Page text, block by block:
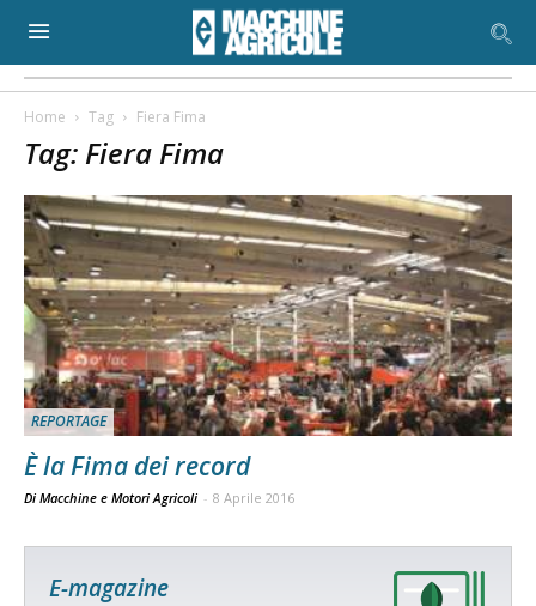
Home Tag Fiera Fima
Tag: Fiera Fima
REPORTAGE
È la Fima dei record
Di Macchine e Motori Agricoli - 8 Aprile 2016
E-magazine